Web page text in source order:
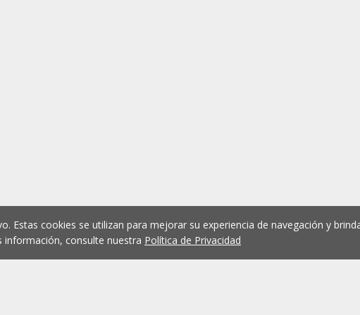
Estas cookies se utilizan para mejorar su experiencia de navegación y
información, consulte nuestra Política de Privacidad